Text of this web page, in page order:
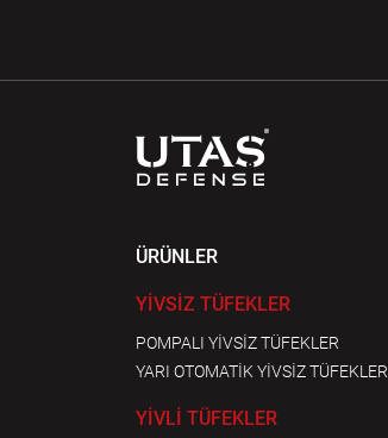
ÜRÜNLER
YİVSİZ TÜFEKLER
POMPALI YİVSİZ TÜFEKLER
YARI OTOMATİK YİVSİZ TÜFEKLER
YİVLİ TÜFEKLER